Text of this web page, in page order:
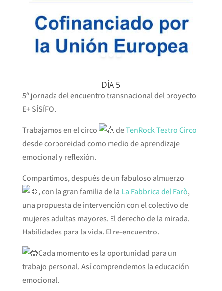
DÍA 5
5ª jornada del encuentro transnacional del proyecto
E+ SÍSÍFO.
Trabajamos en el circo deTenRock Teatro Circo
desde corporeidad como medio de aprendizaje
emocional y reflexión.
Compartimos, después de un fabuloso almuerzo
, con la gran familia de la La Fabbrica del Farò,
una propuesta de intervención con el colectivo de
mujeres adultas mayores. El derecho de la mirada.
Habilidades para la vida. El re-encuentro.
Cada momento es la oportunidad para un
trabajo personal. Así comprendemos la educación
emocional.